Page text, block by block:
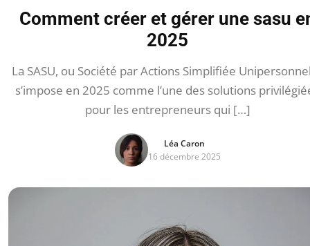
Comment créer et gérer une sasu
2025
La SASU, ou Société par Actions Simplifiée
s’impose en 2025 comme l’une des solutions
pour les entrepreneurs qui […]
Léa Caron
16 décembre 2025